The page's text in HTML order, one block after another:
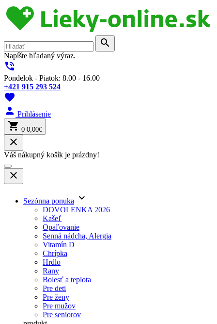
search
Napíšte hľadaný výraz.
phone_in_talk
Pondelok - Piatok: 8.00 - 16.00
+421 915 293 524
favorite
person Prihlásenie
shopping_cart 0 0,00€
close
Váš nákupný košík je prázdny!
close
Sezónna ponuka keyboard_arrow_down
DOVOLENKA 2026
Kašeľ
Opaľovanie
Senná nádcha, Alergia
Vitamín D
Chrípka
Hrdlo
Rany
Bolesť a teplota
Pre deti
Pre ženy
Pre mužov
Pre seniorov